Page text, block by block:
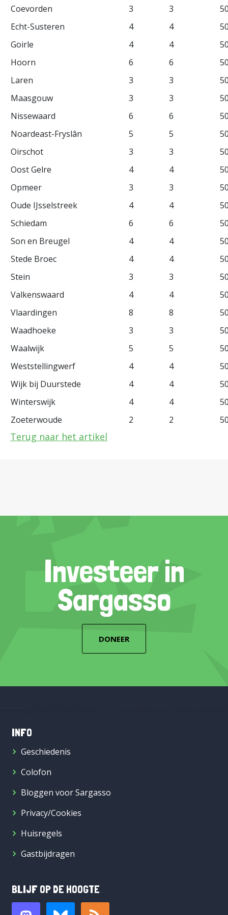
Coevorden
3 3
Echt-Susteren
4 4
Goirle
4 4
Hoorn
6 6
Laren
3 3
Maasgouw
3 3
Nissewaard
6 6
Noardeast-Fryslân
5 5
Oirschot
3 3
Oost Gelre
4 4
Opmeer
3 3
Oude IJsselstreek
4 4
Schiedam
6 6
Son en Breugel
4 4
Stede Broec
4 4
Stein
3 3
Valkenswaard
4 4
Vlaardingen
8 8
Waadhoeke
3 3
Waalwijk
5 5
Weststellingwerf
4 4
Wijk bij Duurstede
4 4
Winterswijk
4 4
Zoeterwoude
2 2
Terug naar het artikel
Investeer in
Sargasso
DONEER
INFO
Geschiedenis
Colofon
Bloggen voor Sargasso
Privacy/Cookies
Huisregels
Gastbijdragen
BLIJF OP DE HOOGTE